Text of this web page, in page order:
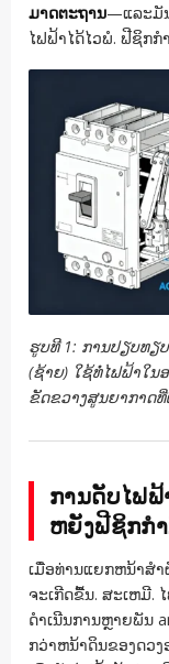
ມາດຕະຖານ—ແລະມັ
ໄຟຟ້າໄດ້ໄວພໍ. ຟີຊິກກໍ
ຮູບທີ 1: ການປຽບທຽບ
(ຊ້າຍ) ໃຊ້ທໍ່ໄຟຟ້າໃນ
ຂັດຂວາງສູນຍາກາດ
ການດັບໄຟຟ້
ຫຍັງຟີຊິກກໍ
ເມື່ອທ່ານແຍກຫນ້າສໍ
ຈະເກີດຂື້ນ. ສະເຫມີ.
ດໍາເນີນການຫຼາຍພັນ
ກວ່າຫນ້າດິນຂອງດວງ